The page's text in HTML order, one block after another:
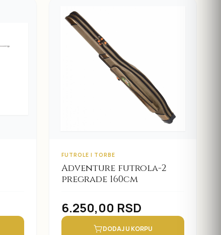
FUTROLE I TORBE
Adventure futrola-2
pregrade 160cm
6.250,00 RSD
DODAJ U KORPU